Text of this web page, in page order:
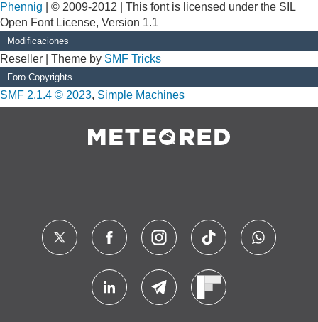
Phennig | © 2009-2012 | This font is licensed under the SIL
Open Font License, Version 1.1
Modificaciones
Reseller | Theme by SMF Tricks
Foro Copyrights
SMF 2.1.4 © 2023, Simple Machines